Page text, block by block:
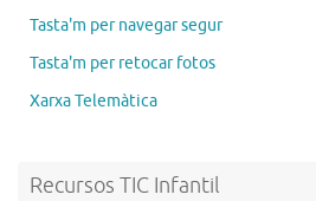
Tasta'm per navegar segur
Tasta'm per retocar fotos
Xarxa Telemàtica
Recursos TIC Infantil